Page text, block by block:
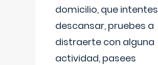
domicilio, que intentes
descansar, pruebes a
distraerte con alguna
actividad, pasees